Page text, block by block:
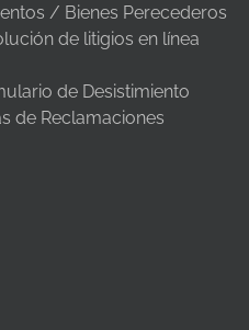
/ Bienes Perecederos
de litigios en línea
de Desistimiento
de Reclamaciones